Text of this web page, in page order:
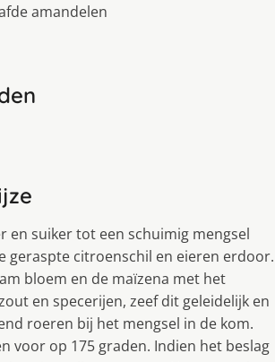
amandelen
en suiker tot een schuimig mengsel
geraspte citroenschil en eieren erdoor.
bloem en de maïzena met het
en specerijen, zeef dit geleidelijk en
roeren bij het mengsel in de kom.
voor op 175 graden. Indien het beslag